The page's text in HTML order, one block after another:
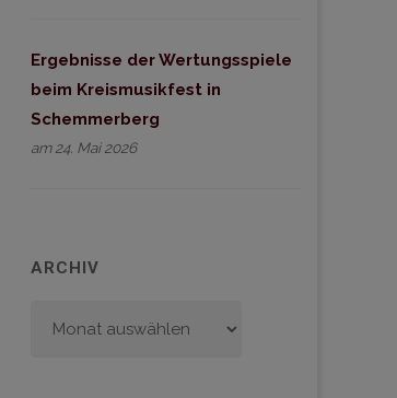
Ergebnisse der Wertungsspiele
beim Kreismusikfest in
Schemmerberg
am 24. Mai 2026
ARCHIV